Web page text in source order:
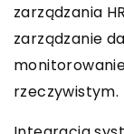
zarządzania
zarządzanie
rzeczywistym.